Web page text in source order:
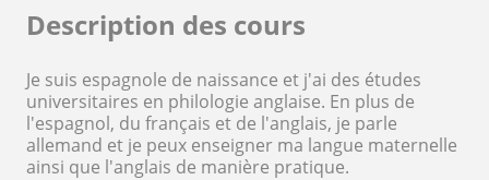
Description des cours
Je suis espagnole de naissance et j'ai des études
universitaires en philologie anglaise. En plus de
l'espagnol, du français et de l'anglais, je parle
allemand et je peux enseigner ma langue maternelle
ainsi que l'anglais de manière pratique.